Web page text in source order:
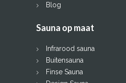
Blog
Sauna op maat
Infrarood sauna
Buitensauna
Finse Sauna